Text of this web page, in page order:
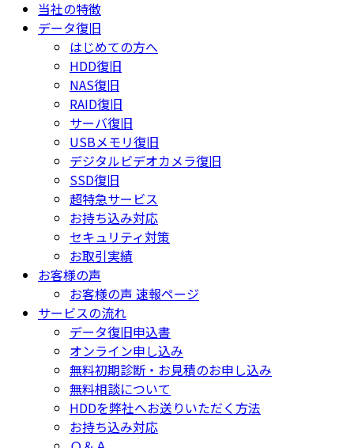
当社の特徴
データ復旧
はじめての方へ
HDD復旧
NAS復旧
RAID復旧
サーバ復旧
USBメモリ復旧
デジタルビデオカメラ復旧
SSD復旧
超特急サービス
お持ち込み対応
セキュリティ対策
お取引実績
お客様の声
お客様の声 速報ページ
サービスの流れ
データ復旧申込書
オンライン申し込み
無料初期診断・お見積のお申し込み
無料相談について
HDDを弊社へお送りいただく方法
お持ち込み対応